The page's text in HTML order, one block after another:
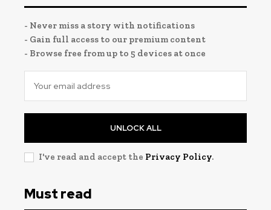
- Never miss a story with notifications
- Gain full access to our premium content
- Browse free from up to 5 devices at once
UNLOCK ALL
I've read and accept the Privacy Policy.
Must read